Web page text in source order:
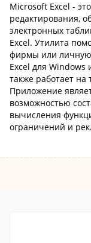
Microsoft Excel -
редактирования,
электронных
Excel. Утилита
фирмы или личную
Excel для Windows
также работает на
Приложение
возможностью
вычисления
ограничений и